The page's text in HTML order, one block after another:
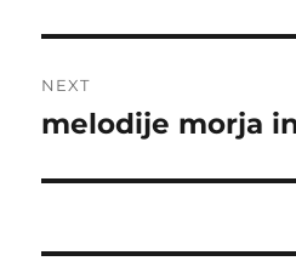
NEXT
Next
melodije morja